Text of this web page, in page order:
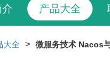
产品大全
大全 > 微服务技术 Nacos